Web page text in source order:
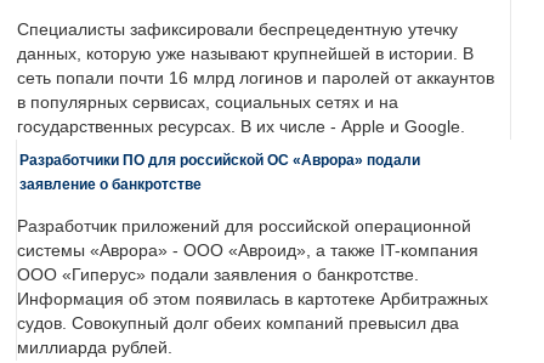
Специалисты зафиксировали беспрецедентную утечку
данных, которую уже называют крупнейшей в истории. В
сеть попали почти 16 млрд логинов и паролей от аккаунтов
в популярных сервисах, социальных сетях и на
государственных ресурсах. В их числе - Apple и Google.
Разработчики ПО для российской ОС «Аврора» подали
заявление о банкротстве
Разработчик приложений для российской операционной
системы «Аврора» - ООО «Авроид», а также IT-компания
ООО «Гиперус» подали заявления о банкротстве.
Информация об этом появилась в картотеке Арбитражных
судов. Совокупный долг обеих компаний превысил два
миллиарда рублей.